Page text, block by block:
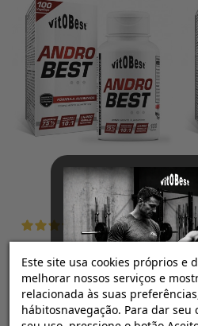
AndroBest
4.8 / 5-
8opiniones
100 VegeCaps
Este site usa cookies próprios e
melhorar nossos serviços e
relacionada às suas
hábitosnavegação. Para dar seu